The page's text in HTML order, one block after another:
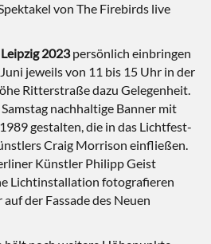
von The Firebirds live
2023persönlich einbringen
jeweils von 11 bis 15 Uhr in der
Ritterstraße dazu Gelegenheit.
nachhaltige Banner mit
gestalten, die in das Lichtfest-
Craig Morrison einfließen.
Künstler Philipp Geist
Lichtinstallation fotografieren
der Fassade des Neuen